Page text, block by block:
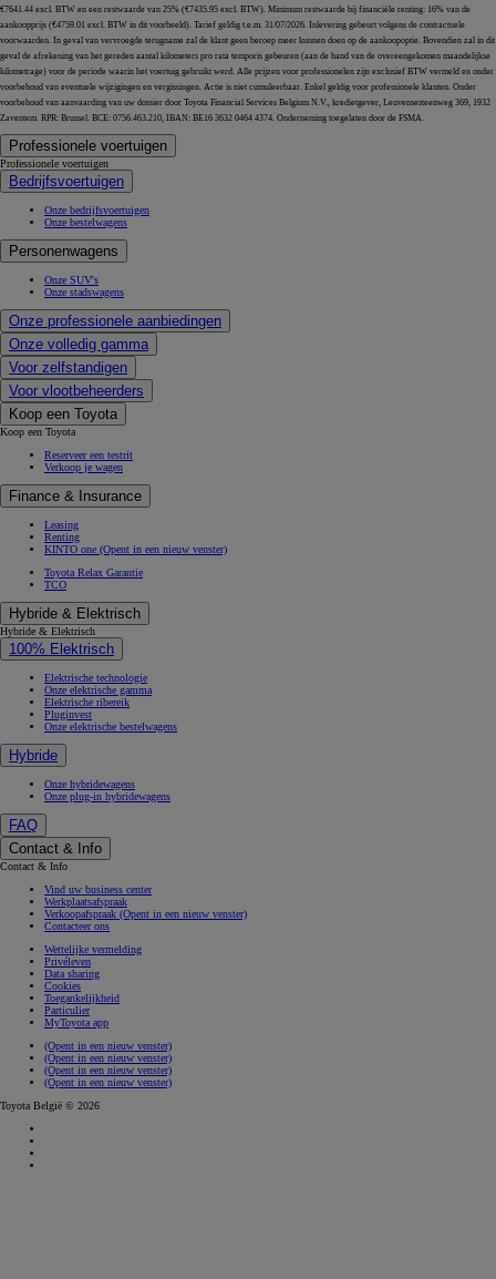
€7641.44 excl. BTW en een restwaarde van 25% (€7435.95 excl. BTW). Minimum restwaarde bij financiële renting: 16% van de
aankoopprijs (€4759.01 excl. BTW in dit voorbeeld). Tarief geldig t.e.m. 31/07/2026. Inlevering gebeurt volgens de contractuele
voorwaarden. In geval van vervroegde terugname zal de klant geen beroep meer kunnen doen op de aankoopoptie. Bovendien zal in dit
geval de afrekening van het gereden aantal kilometers pro rata temporis gebeuren (aan de hand van de overeengekomen maandelijkse
kilometrage) voor de periode waarin het voertuig gebruikt werd. Alle prijzen voor professionelen zijn exclusief BTW vermeld en onder
voorbehoud van eventuele wijzigingen en vergissingen. Actie is niet cumuleerbaar. Enkel geldig voor professionele klanten. Onder
voorbehoud van aanvaarding van uw dossier door Toyota Financial Services Belgium N.V., kredietgever, Leuvensesteenweg 369, 1932
Zaventem. RPR: Brussel. BCE: 0756.463.210, IBAN: BE16 3632 0464 4374. Onderneming toegelaten door de FSMA.
Professionele voertuigen
Professionele voertuigen
Bedrijfsvoertuigen
Onze bedrijfsvoertuigen
Onze bestelwagens
Personenwagens
Onze SUV's
Onze stadswagens
Onze professionele aanbiedingen
Onze volledig gamma
Voor zelfstandigen
Voor vlootbeheerders
Koop een Toyota
Koop een Toyota
Reserveer een testrit
Verkoop je wagen
Finance & Insurance
Leasing
Renting
KINTO one (Opent in een nieuw venster)
Toyota Relax Garantie
TCO
Hybride & Elektrisch
Hybride & Elektrisch
100% Elektrisch
Elektrische technologie
Onze elektrische gamma
Elektrische ribereik
Pluginvest
Onze elektrische bestelwagens
Hybride
Onze hybridewagens
Onze plug-in hybridewagens
FAQ
Contact & Info
Contact & Info
Vind uw business center
Werkplaatsafspraak
Verkoopafspraak (Opent in een nieuw venster)
Contacteer ons
Wettelijke vermelding
Privéleven
Data sharing
Cookies
Toegankelijkheid
Particulier
MyToyota app
(Opent in een nieuw venster)
(Opent in een nieuw venster)
(Opent in een nieuw venster)
(Opent in een nieuw venster)
Toyota België © 2026